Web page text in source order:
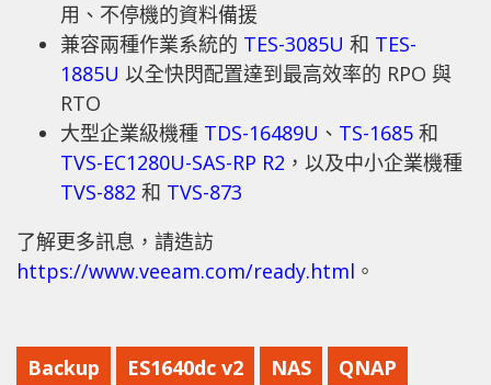
用、不停機的資料備援
兼容兩種作業系統的 TES-3085U 和 TES-
1885U 以全快閃配置達到最高效率的 RPO 與
RTO
大型企業級機種 TDS-16489U 、 TS-1685 和
TVS-EC1280U-SAS-RP R2 ，以及中小企業機種
TVS-882 和 TVS-873
了解更多訊息，請造訪
https://www.veeam.com/ready.html 。
Backup ES1640dc v2 NAS QNAP